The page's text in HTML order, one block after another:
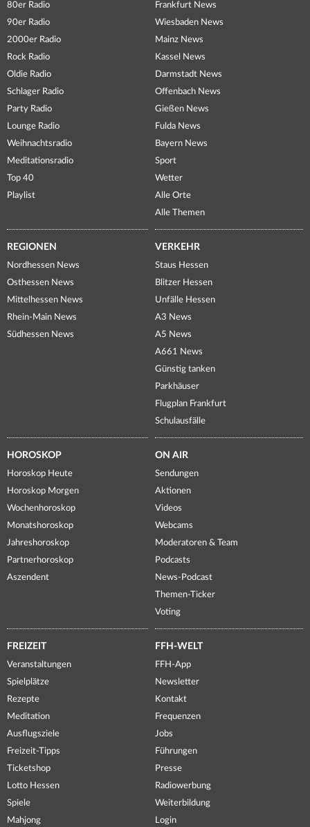
80er Radio
90er Radio
2000er Radio
Rock Radio
Oldie Radio
Schlager Radio
Party Radio
Lounge Radio
Weihnachtsradio
Meditationsradio
Top 40
Playlist
Frankfurt News
Wiesbaden News
Mainz News
Kassel News
Darmstadt News
Offenbach News
Gießen News
Fulda News
Bayern News
Sport
Wetter
Alle Orte
Alle Themen
REGIONEN
Nordhessen News
Osthessen News
Mittelhessen News
Rhein-Main News
Südhessen News
VERKEHR
Staus Hessen
Blitzer Hessen
Unfälle Hessen
A3 News
A5 News
A661 News
Günstig tanken
Parkhäuser
Flugplan Frankfurt
Schulausfälle
HOROSKOP
Horoskop Heute
Horoskop Morgen
Wochenhoroskop
Monatshoroskop
Jahreshoroskop
Partnerhoroskop
Aszendent
ON AIR
Sendungen
Aktionen
Videos
Webcams
Moderatoren & Team
Podcasts
News-Podcast
Themen-Ticker
Voting
FREIZEIT
Veranstaltungen
Spielplätze
Rezepte
Meditation
Ausflugsziele
Freizeit-Tipps
Ticketshop
Lotto Hessen
Spiele
Mahjong
FFH-WELT
FFH-App
Newsletter
Kontakt
Frequenzen
Jobs
Führungen
Presse
Radiowerbung
Weiterbildung
Login